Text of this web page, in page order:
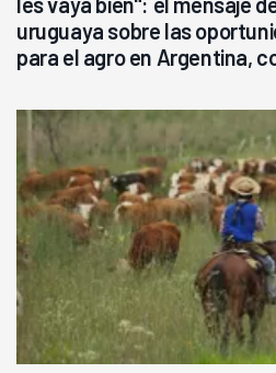
uruguaya sobre las
para el agro en Argentina,